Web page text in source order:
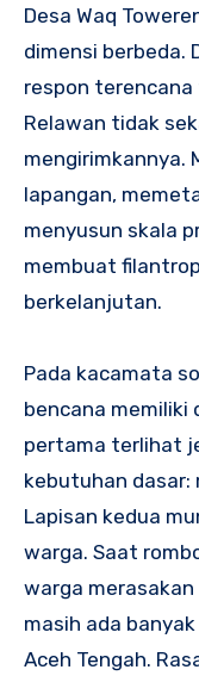
Desa Waq
dimensi berbeda.
respon
Relawan tidak
mengirimkannya.
lapangan,
menyusun skala
membuat
berkelanjutan.
Pada kacamata
bencana memiliki
pertama terlihat
kebutuhan dasar:
Lapisan kedua
warga. Saat
warga
masih ada
Aceh Tengah.